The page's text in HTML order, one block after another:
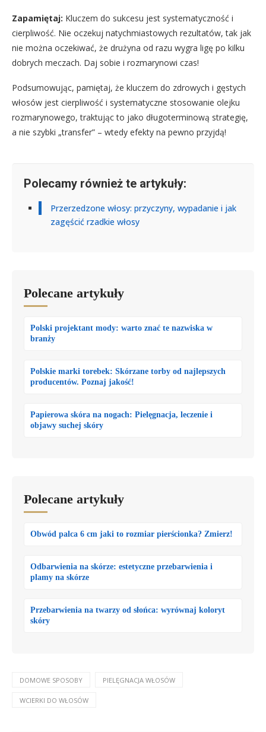
Zapamiętaj: Kluczem do sukcesu jest systematyczność i
cierpliwość. Nie oczekuj natychmiastowych rezultatów, tak jak
nie można oczekiwać, że drużyna od razu wygra ligę po kilku
dobrych meczach. Daj sobie i rozmarynowi czas!
Podsumowując, pamiętaj, że kluczem do zdrowych i gęstych
włosów jest cierpliwość i systematyczne stosowanie olejku
rozmarynowego, traktując to jako długoterminową strategię,
a nie szybki „transfer” – wtedy efekty na pewno przyjdą!
Polecamy również te artykuły:
Przerzedzone włosy: przyczyny, wypadanie i jak
zagęścić rzadkie włosy
Polecane artykuły
Polski projektant mody: warto znać te nazwiska w
branży
Polskie marki torebek: Skórzane torby od najlepszych
producentów. Poznaj jakość!
Papierowa skóra na nogach: Pielęgnacja, leczenie i
objawy suchej skóry
Polecane artykuły
Obwód palca 6 cm jaki to rozmiar pierścionka? Zmierz!
Odbarwienia na skórze: estetyczne przebarwienia i
plamy na skórze
Przebarwienia na twarzy od słońca: wyrównaj koloryt
skóry
DOMOWE SPOSOBY PIELĘGNACJA WŁOSÓW
WCIERKI DO WŁOSÓW